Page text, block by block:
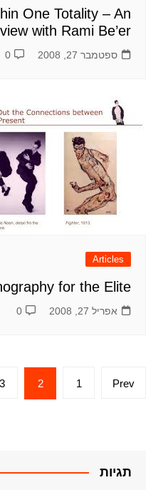
One Totality – An
with Rami Be’er
ספטמבר 27, 2008 0
Articles
for the Elite?
אפריל 27, 2008 0
Posts
Prev
1
2
3
תגיות